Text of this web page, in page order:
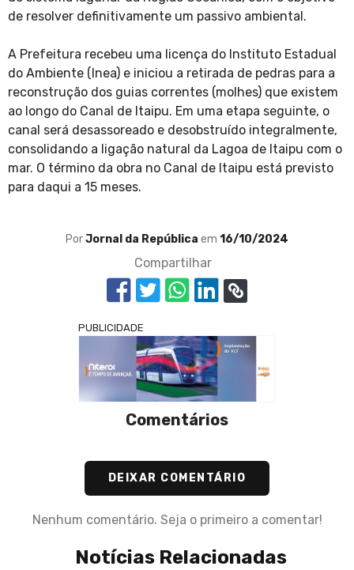
de resolver definitivamente um passivo ambiental.
A Prefeitura recebeu uma licença do Instituto Estadual
do Ambiente (Inea) e iniciou a retirada de pedras para a
reconstrução dos guias correntes (molhes) que existem
ao longo do Canal de Itaipu. Em uma etapa seguinte, o
canal será desassoreado e desobstruído integralmente,
consolidando a ligação natural da Lagoa de Itaipu com o
mar. O término da obra no Canal de Itaipu está previsto
para daqui a 15 meses.
PorJornal da República em 16/10/2024
Compartilhar
PUBLICIDADE
Comentários
DEIXAR COMENTÁRIO
Nenhum comentário. Seja o primeiro a comentar!
Notícias Relacionadas